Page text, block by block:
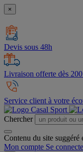
×
Devis sous 48h
Livraison offerte dès
Service client à votre
Chercher
Contenu du site suggéré
Mon compte Se